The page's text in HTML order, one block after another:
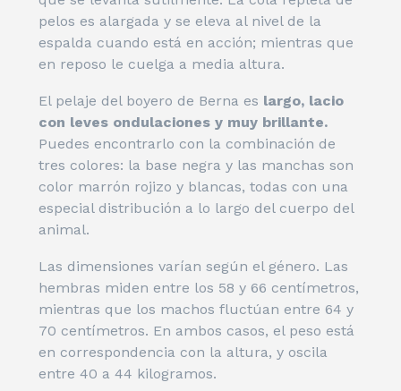
pelos es alargada y se eleva al nivel de la
espalda cuando está en acción; mientras que
en reposo le cuelga a media altura.
El pelaje del boyero de Berna es largo, lacio
con leves ondulaciones y muy brillante.
Puedes encontrarlo con la combinación de
tres colores: la base negra y las manchas son
color marrón rojizo y blancas, todas con una
especial distribución a lo largo del cuerpo del
animal.
Las dimensiones varían según el género. Las
hembras miden entre los 58 y 66 centímetros,
mientras que los machos fluctúan entre 64 y
70 centímetros. En ambos casos, el peso está
en correspondencia con la altura, y oscila
entre 40 a 44 kilogramos.